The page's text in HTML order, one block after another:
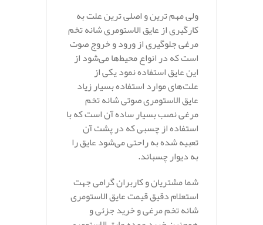
ولی مهم‌ ترین و اصلی‌ ترین علت به
کارگیری از عایق الاستومری شانه تخم
مرغی جلوگیری از ورود و خروج صوت
است که در انواع محیط‌ها می‌شود از
این عایق استفاده نمود یکی از
علت‌های موارد استفاده بسیار زیاد
عایق الاستومری صوتی شانه تخم
مرغی نصب بسیار ساده آن است که با
استفاده از چسبی که در پشت آن
تعبیه شده به راحتی می‌شود عایق را
به دیوار چسباند.
شما مشتریان و کاربران گرامی جهت
استعلام دقیق قیمت عایق الاستومری
شانه تخم مرغی و خرید جزئی و